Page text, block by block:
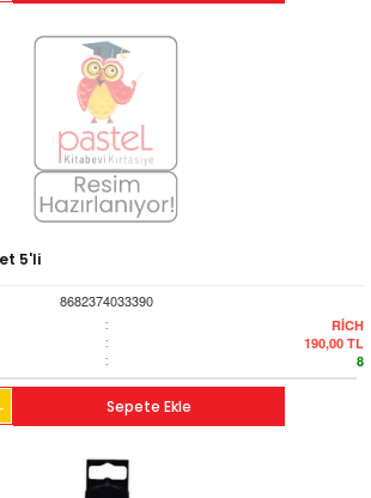
5'li
8682374033390
: RİCH
: 190,00 TL
: 8
Sepete Ekle